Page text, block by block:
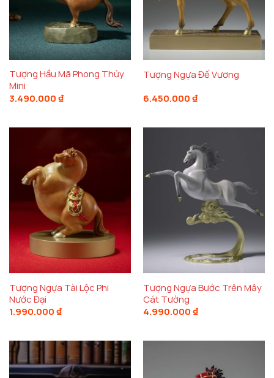
Tượng Hầu Mã Phong Thủy
Mini
3.490.000 ₫
Tượng Ngựa Đế Vương
6.450.000 ₫
Tượng Ngựa Tài Lộc Phi
Nước Đại
1.990.000 ₫
Tượng Ngựa Bước Trên Mây
Cát Tường
4.990.000 ₫